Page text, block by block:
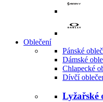
Oblečení
Pánské
Dámské
Chlapecké
Dívčí
Lyžařské